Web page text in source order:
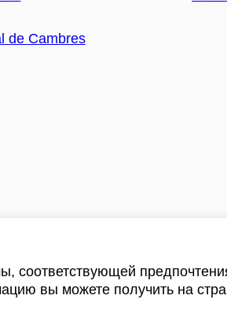
соответствующей
вы можете получить на